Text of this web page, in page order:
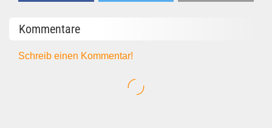
Kommentare
Schreib einen Kommentar!